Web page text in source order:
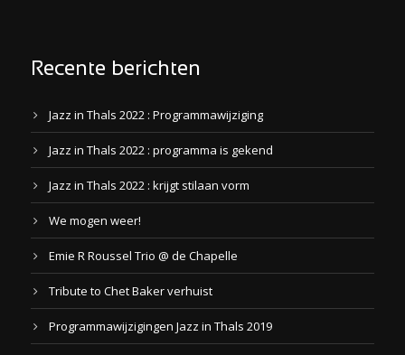
Recente berichten
Jazz in Thals 2022 : Programmawijziging
Jazz in Thals 2022 : programma is gekend
Jazz in Thals 2022 : krijgt stilaan vorm
We mogen weer!
Emie R Roussel Trio @ de Chapelle
Tribute to Chet Baker verhuist
Programmawijzigingen Jazz in Thals 2019